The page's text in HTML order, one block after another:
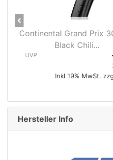
Grand Prix 30-622
Black Chili...
Inkl 19% MwSt. zzgl.
Previous
Hersteller Info